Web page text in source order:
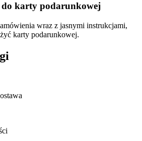
karty podarunkowej
wraz z jasnymi instrukcjami,
karty podarunkowej.